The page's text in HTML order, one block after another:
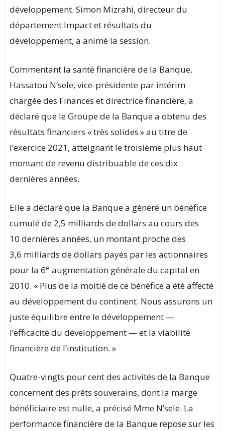
développement. Simon Mizrahi, directeur du
département Impact et résultats du
développement, a animé la session.
Commentant la santé financière de la Banque,
Hassatou N’sele, vice-présidente par intérim
chargée des Finances et directrice financière, a
déclaré que le Groupe de la Banque a obtenu des
résultats financiers « très solides » au titre de
l’exercice 2021, atteignant le troisième plus haut
montant de revenu distribuable de ces dix
dernières années.
Elle a déclaré que la Banque a généré un bénéfice
cumulé de 2,5 milliards de dollars au cours des
10 dernières années, un montant proche des
3,6 milliards de dollars payés par les actionnaires
pour la 6e augmentation générale du capital en
2010. « Plus de la moitié de ce bénéfice a été affecté
au développement du continent. Nous assurons un
juste équilibre entre le développement —
l’efficacité du développement — et la viabilité
financière de l’institution. »
Quatre-vingts pour cent des activités de la Banque
concernent des prêts souverains, dont la marge
bénéficiaire est nulle, a précisé Mme N’sele. La
performance financière de la Banque repose sur les